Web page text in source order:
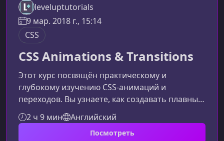
leveluptutorials
9 мар. 2018 г., 15:14
CSS
CSS Animations & Transitions
Этот курс посвящён практическому и
глубокому изучению CSS-анимаций и
переходов. Вы узнаете, как создавать плавные
визуальные эффекты, оживлять интерфейсы и
формировать динамичные пользовательские
сценарии, которые повышают вовлечённость
2 ч 9 мин Английский
Посмотреть